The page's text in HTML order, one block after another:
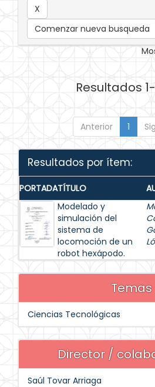
Comenzar nueva busqueda
Resultados 1-
Anterior 1
Resultados por ítem:
PORTADATÍTULO
Modelado y
simulación del
sistema de
locomoción de un
robot hexápodo.
Temas
Ciencias Tecnológicas
Director /
Saúl Tovar Arriaga